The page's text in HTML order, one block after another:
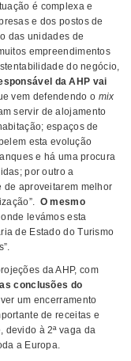
é complexa e
e dos postos de
das unidades de
empreendimentos
do negócio,
da AHP vai
vem defendendo o mix
servir de alojamento
espaços de
esta evolução
e há uma procura
por outro a
aproveitarem melhor
O mesmo
levámos esta
de Estado do Turismo
da AHP, com
as conclusões do
um encerramento
de receitas e
devido à 2ª vaga da
a Europa.